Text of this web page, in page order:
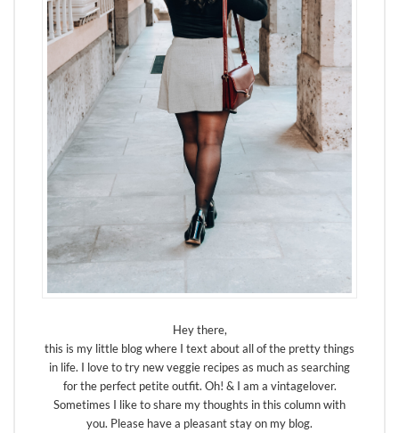
Hey there,
this is my little blog where I text about all of the pretty things
in life. I love to try new veggie recipes as much as searching
for the perfect petite outfit. Oh! & I am a vintagelover.
Sometimes I like to share my thoughts in this column with
you. Please have a pleasant stay on my blog.